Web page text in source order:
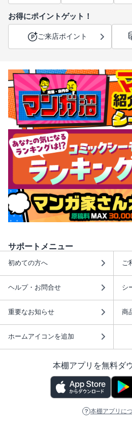
お得にポイントゲット！
ご来店ポイント
サポートメニュー
初めての方へ ご
ヘルプ・お問合せ シ
重要なお知らせ 商
ホームアイコンを追加
本棚アプリを無料ダ
本棚アプリに